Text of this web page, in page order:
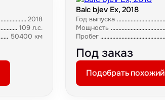
2018
109 л.с.
50400 км
Baic bjev Ex, 2018
Год выпуска
Мощность
Пробег
Под заказ
Подобрать похожий